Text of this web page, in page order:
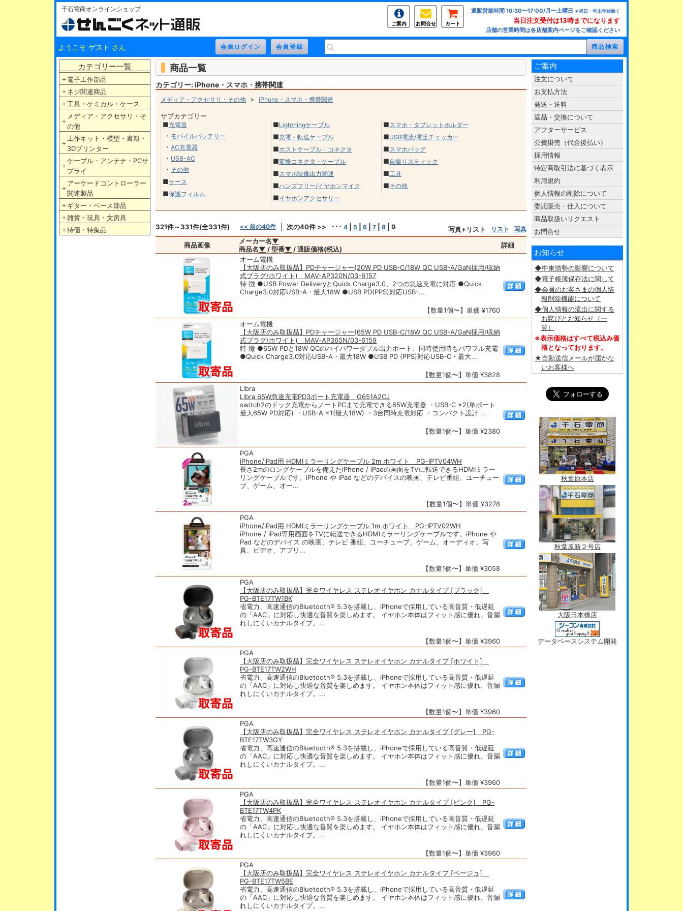
千石電商オンラインショップ
ご案内 お問合せ カート
通販営業時間 10:30〜17:00/月〜土曜日 ※祝日・年末年始除く
当日注文受付は13時までになります
店舗の営業時間は各店舗案内ページをご確認ください
ようこそ ゲスト さん
カテゴリー一覧
＋ 電子工作部品
＋ ネジ関連商品
＋ 工具・ケミカル・ケース
＋
メディア・アクセサリ・そ
の他
＋
工作キット・模型・書籍・
3Dプリンター
＋
ケーブル・アンテナ・PCサ
プライ
＋
アーケードコントローラー
関連製品
＋ ギター・ベース部品
＋ 雑貨・玩具・文房具
＋ 特価・特集品
商品一覧
カテゴリー: iPhone・スマホ・携帯関連
メディア・アクセサリ・その他 > iPhone・スマホ・携帯関連
サブカテゴリー
■充電器
・ モバイルバッテリー
・ AC充電器
・ USB-AC
・ その他
■ケース
■保護フィルム
■Lightningケーブル
■充電・転送ケーブル
■ホストケーブル・コネクタ
■変換コネクタ・ケーブル
■スマホ映像出力関連
■ハンズフリー/イヤホンマイク
■イヤホンアクセサリー
■スマホ・タブレットホルダー
■USB電流/電圧チェッカー
■スマホバッグ
■自撮りスティック
■工具
■その他
321件～331件(全331件) << 前の40件 次の40件 >> ･･･ 4 5 6 7 8 9 写真+リスト リスト 写真
商品画像 メーカー名▼
商品名▼ / 型番▼ / 通販価格(税込)
詳細
オーム電機
【大阪店のみ取扱品】PDチャージャー(20W PD USB-C/18W QC USB-A/GaN採用/収納
式プラグ/ホワイト) MAV-AP320N/03-6157
特 徴 ●USB Power DeliveryとQuick Charge3.0、2つの急速充電に対応 ●Quick
Charge3.0対応USB-A・最大18W ●USB PD(PPS)対応USB-...
【数量1個〜】単価 ¥1760
オーム電機
【大阪店のみ取扱品】PDチャージャー(65W PD USB-C/18W QC USB-A/GaN採用/収納
式プラグ/ホワイト) MAV-AP365N/03-6159
特 徴 ●65W PDと18W QCのハイパワーダブル出力ポート、同時使用時もパワフル充電
●Quick Charge3.0対応USB-A・最大18W ●USB PD (PPS)対応USB-C・最大...
【数量1個〜】単価 ¥3828
Libra
Libra 65W急速充電PD3ポート充電器 G651A2CJ
switch2のドック充電からノートPCまで充電できる65W充電器 ・USB-C ×2(単ポート
最大65W PD対応) ・USB-A ×1(最大18W) ・3台同時充電対応 ・コンパクト設計 ...
【数量1個〜】単価 ¥2380
PGA
iPhone/iPad用 HDMIミラーリングケーブル 2m ホワイト PG-IPTV04WH
長さ2mのロングケーブルを備えたiPhone / iPadの画面をTVに転送できるHDMIミラー
リングケーブルです。iPhone や iPad などのデバイスの映画、テレビ番組、ユーチュー
ブ、ゲーム、オー...
【数量1個〜】単価 ¥3278
PGA
iPhone/iPad用 HDMIミラーリングケーブル 1m ホワイト PG-IPTV02WH
iPhone / iPad専用画面をTVに転送できるHDMIミラーリングケーブルです。iPhone や
Pad などのデバイス の映画、テレビ 番組、ユーチューブ、ゲーム、オーディオ、写
真、ビデオ、アプリ...
【数量1個〜】単価 ¥3058
PGA
【大阪店のみ取扱品】完全ワイヤレス ステレオイヤホン カナルタイプ [ブラック]
PG-BTE17TW1BK
省電力、高速通信のBluetooth® 5.3を搭載し、iPhoneで採用している高音質・低遅延
の「AAC」に対応し快適な音質を楽しめます。 イヤホン本体はフィット感に優れ、音漏
れしにくいカナルタイプ。...
【数量1個〜】単価 ¥3960
PGA
【大阪店のみ取扱品】完全ワイヤレス ステレオイヤホン カナルタイプ [ホワイト]
PG-BTE17TW2WH
省電力、高速通信のBluetooth® 5.3を搭載し、iPhoneで採用している高音質・低遅延
の「AAC」に対応し快適な音質を楽しめます。 イヤホン本体はフィット感に優れ、音漏
れしにくいカナルタイプ。...
【数量1個〜】単価 ¥3960
PGA
【大阪店のみ取扱品】完全ワイヤレス ステレオイヤホン カナルタイプ [グレー] PG-
BTE17TW3GY
省電力、高速通信のBluetooth® 5.3を搭載し、iPhoneで採用している高音質・低遅延
の「AAC」に対応し快適な音質を楽しめます。 イヤホン本体はフィット感に優れ、音漏
れしにくいカナルタイプ。...
【数量1個〜】単価 ¥3960
PGA
【大阪店のみ取扱品】完全ワイヤレス ステレオイヤホン カナルタイプ [ピンク] PG-
BTE17TW4PK
省電力、高速通信のBluetooth® 5.3を搭載し、iPhoneで採用している高音質・低遅延
の「AAC」に対応し快適な音質を楽しめます。 イヤホン本体はフィット感に優れ、音漏
れしにくいカナルタイプ。...
【数量1個〜】単価 ¥3960
PGA
【大阪店のみ取扱品】完全ワイヤレス ステレオイヤホン カナルタイプ [ベージュ]
PG-BTE17TW5BE
省電力、高速通信のBluetooth® 5.3を搭載し、iPhoneで採用している高音質・低遅延
の「AAC」に対応し快適な音質を楽しめます。 イヤホン本体はフィット感に優れ、音漏
れしにくいカナルタイプ。...
ご案内
注文について
お支払方法
発送・送料
返品・交換について
アフターサービス
公費掛売（代金後払い）
採用情報
特定商取引法に基づく表示
利用規約
個人情報の削除について
委託販売・仕入について
商品取扱いリクエスト
お問合せ
お知らせ
◆中東情勢の影響について
◆電子帳簿保存法に関して
◆会員のお客さまの個人情
報削除機能について
◆個人情報の流出に関する
お詫びとお知らせ（一
覧）
※表示価格はすべて税込み価
格となっております。
★自動送信メールが届かな
いお客様へ
秋葉原本店
秋葉原新２号店
大阪日本橋店
データベースシステム開発